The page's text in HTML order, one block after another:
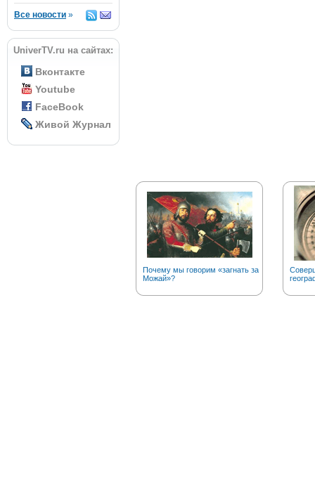
Все новости »
UniverTV.ru на сайтах:
Вконтакте
Youtube
FaceBook
Живой Журнал
Почему мы говорим «загнать за
Можай»?